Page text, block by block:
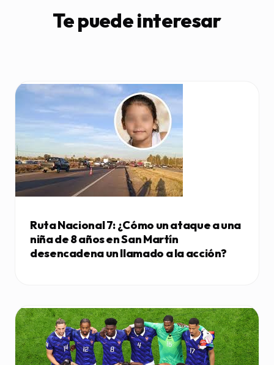
Te puede interesar
Ruta Nacional 7: ¿Cómo un ataque a una
niña de 8 años en San Martín
desencadena un llamado a la acción?